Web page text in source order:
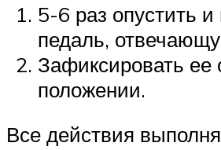
5-6 раз опустить и
педаль,
Зафиксировать
положении.
Все действия